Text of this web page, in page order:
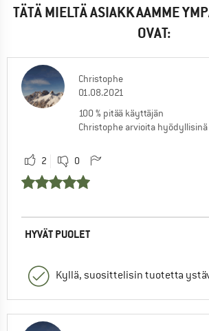
TÄTÄ MIELTÄ ASIAKKAAMME
OVAT:
Christophe
01.08.2021
100 % pitää käyttäjän
Christophe arvioita hyödyllisinä
2 0
HYVÄT PUOLET
Kyllä, suosittelisin tuotetta